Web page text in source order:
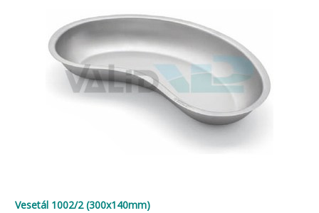
Vesetál 1002/2 (300x140mm)